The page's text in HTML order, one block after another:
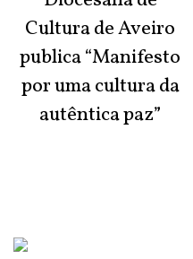
Cultura de Aveiro
publica “Manifesto
por uma cultura da
autêntica paz”